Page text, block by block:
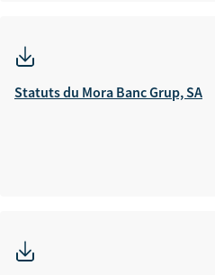
Statuts du Mora Banc Grup, SA